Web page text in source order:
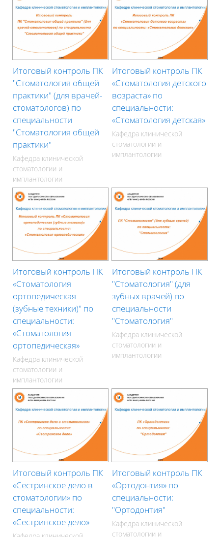
Итоговый контроль ПК
"Стоматология общей
практики" (для врачей-
стоматологов) по
специальности
"Стоматология общей
практики"
Кафедра клинической
стоматологии и
имплантологии
Итоговый контроль ПК
«Стоматология детского
возраста» по
специальности:
«Стоматология детская»
Кафедра клинической
стоматологии и
имплантологии
Итоговый контроль ПК
«Стоматология
ортопедическая
(зубные техники)" по
специальности:
«Стоматология
ортопедическая»
Кафедра клинической
стоматологии и
имплантологии
Итоговый контроль ПК
"Стоматология" (для
зубных врачей) по
специальности
"Стоматология"
Кафедра клинической
стоматологии и
имплантологии
Итоговый контроль ПК
«Сестринское дело в
стоматологии» по
специальности:
«Сестринское дело»
Итоговый контроль ПК
«Ортодонтия» по
специальности:
"Ортодонтия"
Кафедра клинической
стоматологии и